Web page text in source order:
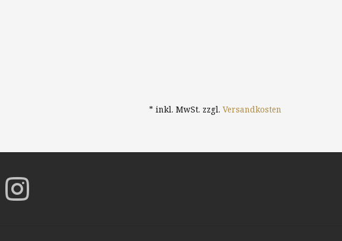
* inkl. MwSt. zzgl. Versandkosten